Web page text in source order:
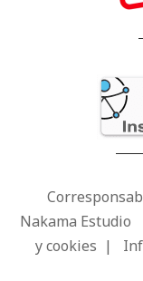
Nakama Estudio
y cookies |